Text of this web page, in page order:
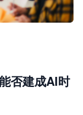
否建成AI时